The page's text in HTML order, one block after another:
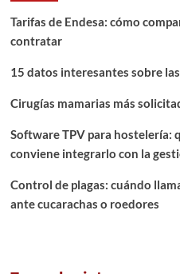
Tarifas de Endesa: cómo
contratar
15 datos interesantes sobre
Cirugías mamarias más
Software TPV para hostelería:
conviene integrarlo con la
Control de plagas: cuándo
ante cucarachas o roedores